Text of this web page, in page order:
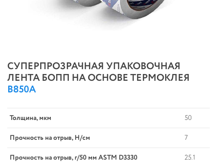
СУПЕРПРОЗРАЧНАЯ УПАКОВОЧНАЯ
ЛЕНТА БОПП НА ОСНОВЕ ТЕРМОКЛЕЯ
B850A
Толщина, мкм 50
Прочность на отрыв, Н/см 7
Прочность на отрыв, г/50 мм ASTM D3330 25.1